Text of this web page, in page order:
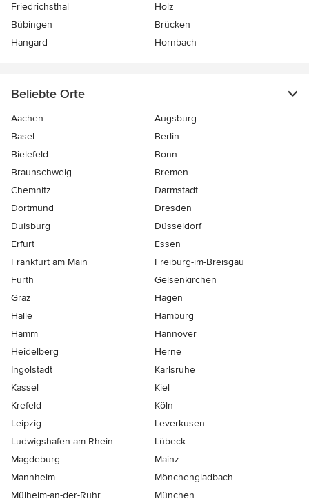
Friedrichsthal
Holz
Bübingen
Brücken
Hangard
Hornbach
Beliebte Orte
Aachen
Augsburg
Basel
Berlin
Bielefeld
Bonn
Braunschweig
Bremen
Chemnitz
Darmstadt
Dortmund
Dresden
Duisburg
Düsseldorf
Erfurt
Essen
Frankfurt am Main
Freiburg-im-Breisgau
Fürth
Gelsenkirchen
Graz
Hagen
Halle
Hamburg
Hamm
Hannover
Heidelberg
Herne
Ingolstadt
Karlsruhe
Kassel
Kiel
Krefeld
Köln
Leipzig
Leverkusen
Ludwigshafen-am-Rhein
Lübeck
Magdeburg
Mainz
Mannheim
Mönchen­gladbach
Mülheim-an-der-Ruhr
München